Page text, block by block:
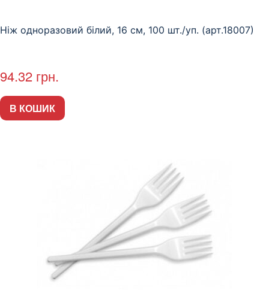
Ніж одноразовий білий, 16 см, 100 шт./уп. (арт.18007)
94.32 грн.
В КОШИК